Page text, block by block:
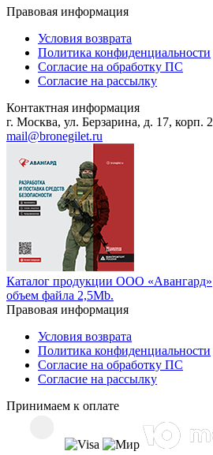
Правовая информация
Условия возврата
Политика конфиденциальности
Согласие на обработку ПС
Согласие на рассылку
Контактная информация
г. Москва, ул. Берзарина, д. 17, корп. 2
mail@bronegilet.ru
Каталог продукции ООО «Авангард»
объем файла 2,5Mb.
Правовая информация
Условия возврата
Политика конфиденциальности
Согласие на обработку ПС
Согласие на рассылку
Принимаем к оплате